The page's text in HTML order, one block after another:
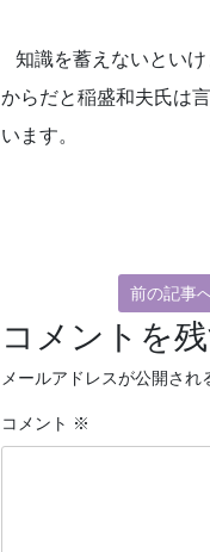
知識を蓄えないとい
からだと稲盛和夫氏は
います。
前の記事
コメントを
メールアドレスが公開され
コメント ※